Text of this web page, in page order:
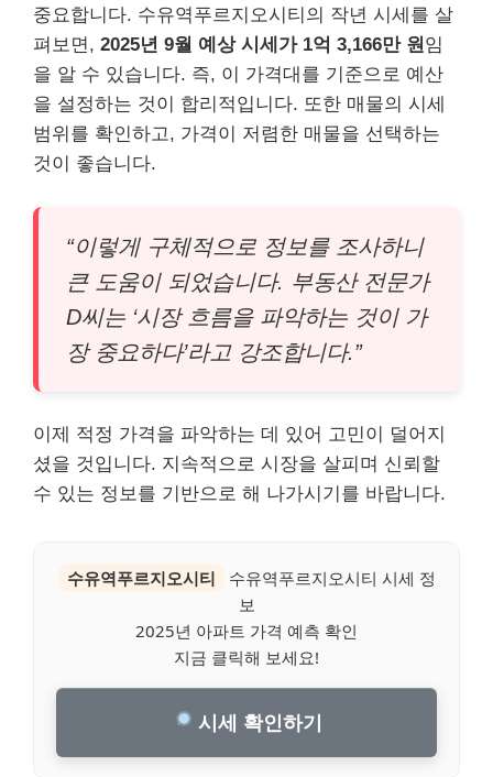
중요합니다. 수유역푸르지오시티의 작년 시세를 살
펴보면, 2025년 9월 예상 시세가 1억 3,166만 원임
을 알 수 있습니다. 즉, 이 가격대를 기준으로 예산
을 설정하는 것이 합리적입니다. 또한 매물의 시세
범위를 확인하고, 가격이 저렴한 매물을 선택하는
것이 좋습니다.
“이렇게 구체적으로 정보를 조사하니
큰 도움이 되었습니다. 부동산 전문가
D씨는 ‘시장 흐름을 파악하는 것이 가
장 중요하다’라고 강조합니다.”
이제 적정 가격을 파악하는 데 있어 고민이 덜어지
셨을 것입니다. 지속적으로 시장을 살피며 신뢰할
수 있는 정보를 기반으로 해 나가시기를 바랍니다.
수유역푸르지오시티
수유역푸르지오시티 시세 정
보
2025년 아파트 가격 예측 확인
지금 클릭해 보세요!
시세 확인하기